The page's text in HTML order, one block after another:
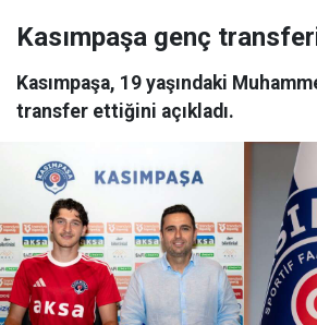
Kasımpaşa genç
Kasımpaşa, 19 yaşındaki
transfer ettiğini açıkladı.